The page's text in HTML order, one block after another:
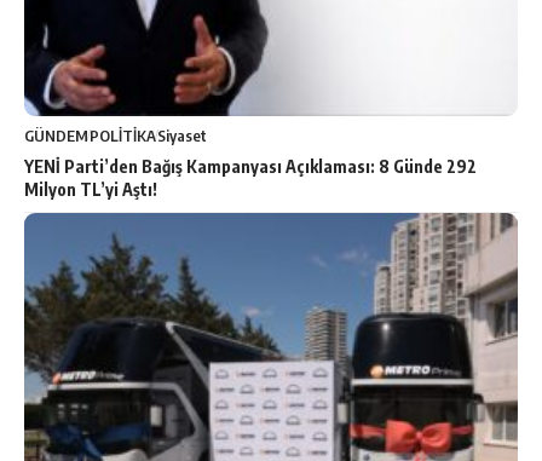
GÜNDEMPOLİTİKASiyaset
YENİ Parti’den Bağış Kampanyası Açıklaması: 8 Günde 292
Milyon TL’yi Aştı!